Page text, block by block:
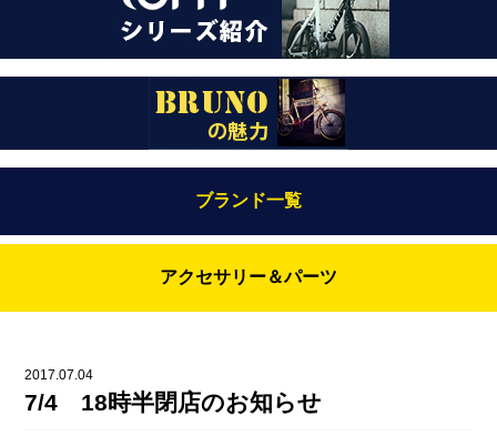
ブランド一覧
Bianchi（ビアンキ）
BRUNO(ブルーノ)
DAHON（ダホーン）
アクセサリー＆パーツ
knog（ノグ）
2017.07.04
7/4 18時半閉店のお知らせ